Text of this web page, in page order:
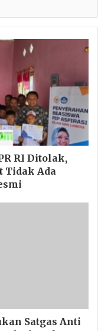
RI Ditolak,
Tidak Ada
Satgas Anti